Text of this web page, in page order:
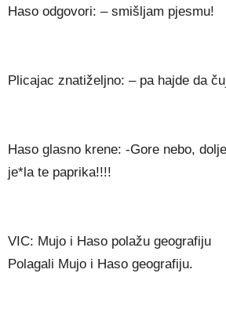
Haso odgovori: – smišljam pjesmu!
Plicajac znatiželjno: – pa hajde da
Haso glasno krene: -Gore nebo,
je*la te paprika!!!!
VIC: Mujo i Haso polažu geografiju
Polagali Mujo i Haso geografiju.